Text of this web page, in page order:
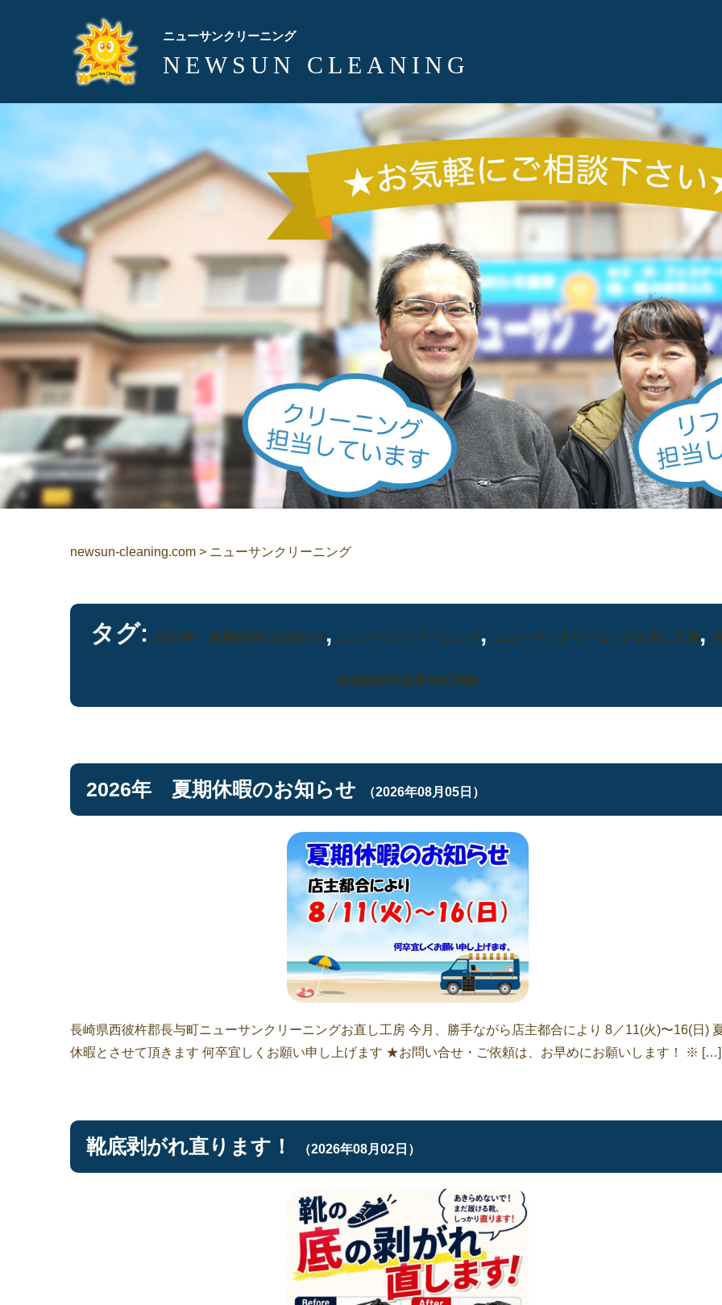
ニューサンクリーニング
NEWSUN CLEANING
newsun-cleaning.com > ニューサンクリーニング
タグ: 2026年 夏期休暇のお知らせ, ニューサンクリーニング, ニューサンクリーニングお直し工房,
崎県西彼杵郡長与町岡郷
2026年 夏期休暇のお知らせ （2026年08月05日）
長崎県西彼杵郡長与町ニューサンクリーニングお直し工房 今月、勝手ながら店主都合により 8／11(火)〜16(日)
休暇とさせて頂きます 何卒宜しくお願い申し上げます ★お問い合せ・ご依頼は、お早めにお願いします！ ※ […]
靴底剥がれ直ります！ （2026年08月02日）